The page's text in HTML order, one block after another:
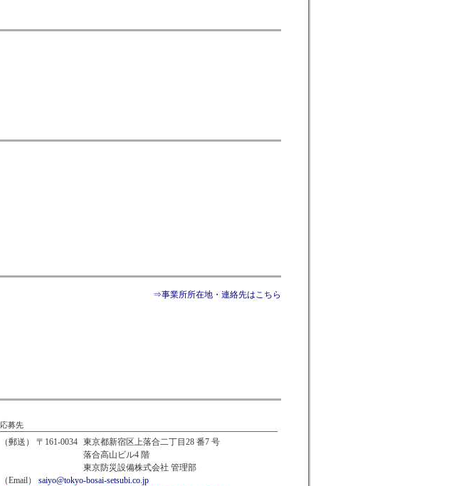
⇒事業所所在地・連絡先はこちら
応募先
（郵送） 〒161-0034 東京都新宿区上落合二丁目28 番7 号
落合高山ビル4 階
東京防災設備株式会社 管理部
（Email） saiyo@tokyo-bosai-setsubi.co.jp